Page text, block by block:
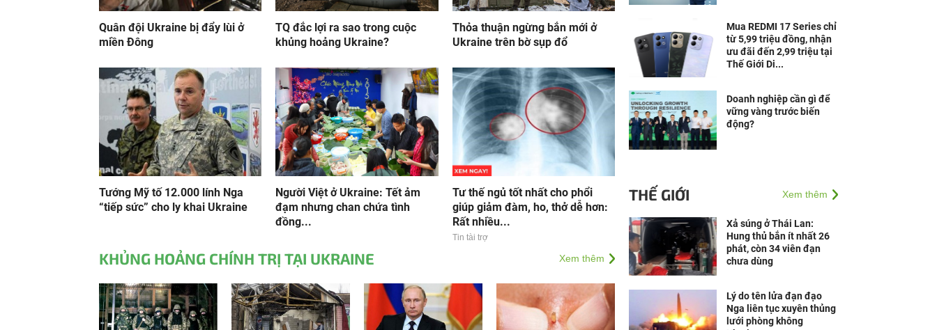
Quân đội Ukraine bị đẩy lùi ở
miền Đông
TQ đắc lợi ra sao trong cuộc
khủng hoảng Ukraine?
Thỏa thuận ngừng bắn mới ở
Ukraine trên bờ sụp đổ
Tướng Mỹ tố 12.000 lính Nga
“tiếp sức” cho ly khai Ukraine
Người Việt ở Ukraine: Tết ảm
đạm nhưng chan chứa tình
đồng...
Tư thế ngủ tốt nhất cho phổi
giúp giảm đàm, ho, thở dễ hơn:
Rất nhiều...
Tin tài trợ
KHỦNG HOẢNG CHÍNH TRỊ TẠI UKRAINE Xem thêm
Mua REDMI 17 Series chỉ
từ 5,99 triệu đồng, nhận
ưu đãi đến 2,99 triệu tại
Thế Giới Di...
Doanh nghiệp cần gì để
vững vàng trước biến
động?
THẾ GIỚI Xem thêm
Xả súng ở Thái Lan:
Hung thủ bắn ít nhất 26
phát, còn 34 viên đạn
chưa dùng
Lý do tên lửa đạn đạo
Nga liên tục xuyên thủng
lưới phòng không